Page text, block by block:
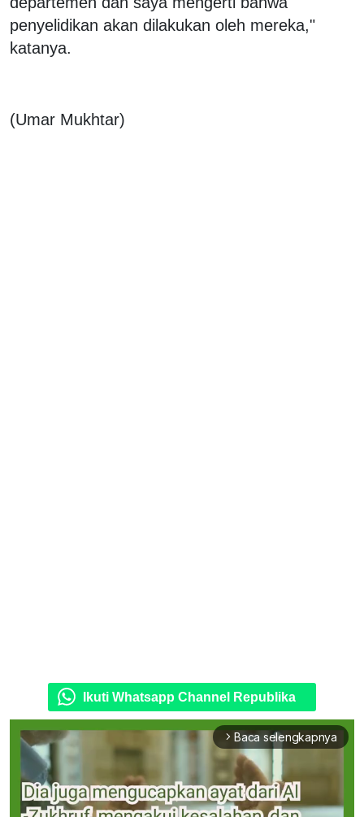
penyelidikan akan dilakukan oleh mereka,"
katanya.
(Umar Mukhtar)
Ikuti Whatsapp Channel Republika
arrow_forward_ios Baca selengkapnya